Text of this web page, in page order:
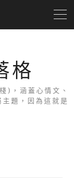
格
)，涵蓋心情文、
題，因為這就是